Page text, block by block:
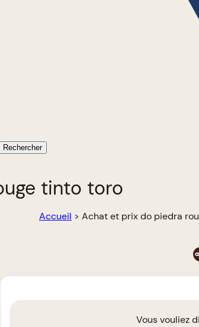
Rechercher
tinto toro
Accueil > Achat et prix do piedra
Vous vouliez